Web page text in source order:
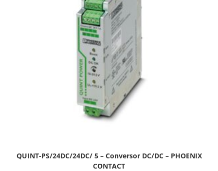
QUINT-PS/24DC/24DC/ 5 – Conversor DC/DC – PHOENIX
CONTACT